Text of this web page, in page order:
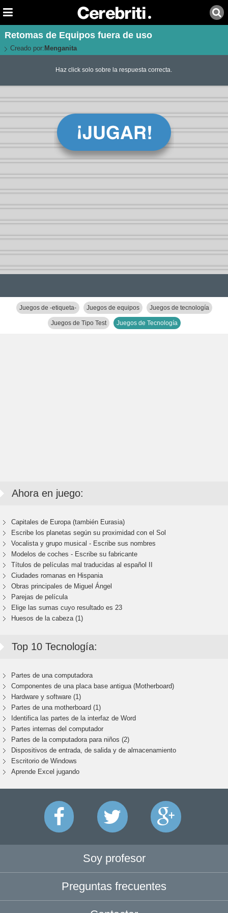
Retomas de Equipos fuera de uso
Creado por: Menganita
Haz click solo sobre la respuesta correcta.
Juegos de -etiqueta- Juegos de equipos Juegos de tecnología
Juegos de Tipo Test Juegos de Tecnología
Ahora en juego:
Capitales de Europa (también Eurasia)
Escribe los planetas según su proximidad con el Sol
Vocalista y grupo musical - Escribe sus nombres
Modelos de coches - Escribe su fabricante
Títulos de películas mal traducidas al español II
Ciudades romanas en Hispania
Obras principales de Miguel Ángel
Parejas de película
Elige las sumas cuyo resultado es 23
Huesos de la cabeza (1)
Top 10 Tecnología:
Partes de una computadora
Componentes de una placa base antigua (Motherboard)
Hardware y software (1)
Partes de una motherboard (1)
Identifica las partes de la interfaz de Word
Partes internas del computador
Partes de la computadora para niños (2)
Dispositivos de entrada, de salida y de almacenamiento
Escritorio de Windows
Aprende Excel jugando
Soy profesor
Preguntas frecuentes